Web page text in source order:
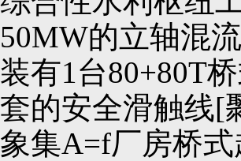
50MW的立轴混
装有1台80+80T
套的安全滑触线[
象集A=f厂房桥